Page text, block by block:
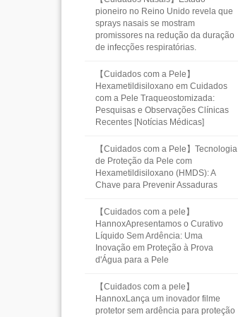
pioneiro no Reino Unido revela que
sprays nasais se mostram
promissores na redução da duração
de infecções respiratórias.
【Cuidados com a Pele】
Hexametildisiloxano em Cuidados
com a Pele Traqueostomizada:
Pesquisas e Observações Clínicas
Recentes [Notícias Médicas]
【Cuidados com a Pele】Tecnologia
de Proteção da Pele com
Hexametildisiloxano (HMDS): A
Chave para Prevenir Assaduras
【Cuidados com a pele】
HannoxApresentamos o Curativo
Líquido Sem Ardência: Uma
Inovação em Proteção à Prova
d'Água para a Pele
【Cuidados com a pele】
HannoxLança um inovador filme
protetor sem ardência para proteção